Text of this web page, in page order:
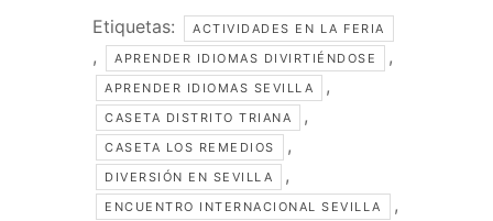
Etiquetas: ACTIVIDADES EN LA FERIA
, APRENDER IDIOMAS DIVIRTIÉNDOSE ,
APRENDER IDIOMAS SEVILLA ,
CASETA DISTRITO TRIANA ,
CASETA LOS REMEDIOS ,
DIVERSIÓN EN SEVILLA ,
ENCUENTRO INTERNACIONAL SEVILLA ,